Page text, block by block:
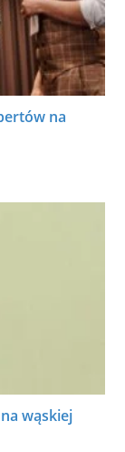
na
wąskiej